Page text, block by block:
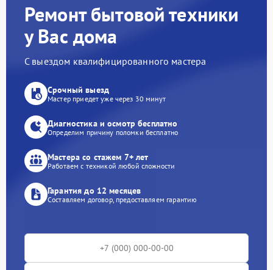
Ремонт бытовой техники
у Вас дома
С выездом квалифицированного мастера
Срочный выезд
Мастер приедет уже через 30 минут
Диагностика и осмотр бесплатно
Определим причину поломки бесплатно
Мастера со стажем 7+ лет
Работаем с техникой любой сложности
Гарантия до 12 месяцев
Составляем договор, предоставляем гарантию